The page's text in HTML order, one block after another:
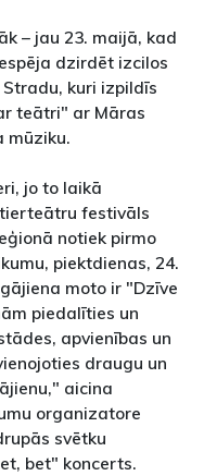
– jau 23. maijā, kad
dzirdēt izcilos
kuri izpildīs
teātri" ar Māras
mūziku.
jo to laikā
festivāls
notiek pirmo
piektdienas, 24.
moto ir "Dzīve
piedalīties un
apvienības un
draugu un
aicina
organizatore
svētku
bet" koncerts.